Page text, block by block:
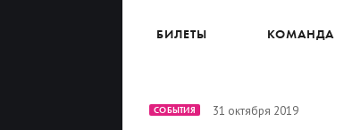
БИЛЕТЫ КОМАНДА
СОБЫТИЯ 31 октября 2019